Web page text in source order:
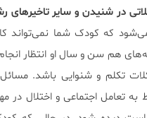
در شنیدن و سایر تاخیر‌های
که کودک شما نمی‌تواند
هم سن و سال او انتظار انجام
تکلم و شنوایی باشد.
به تعامل اجتماعی و اختلال در